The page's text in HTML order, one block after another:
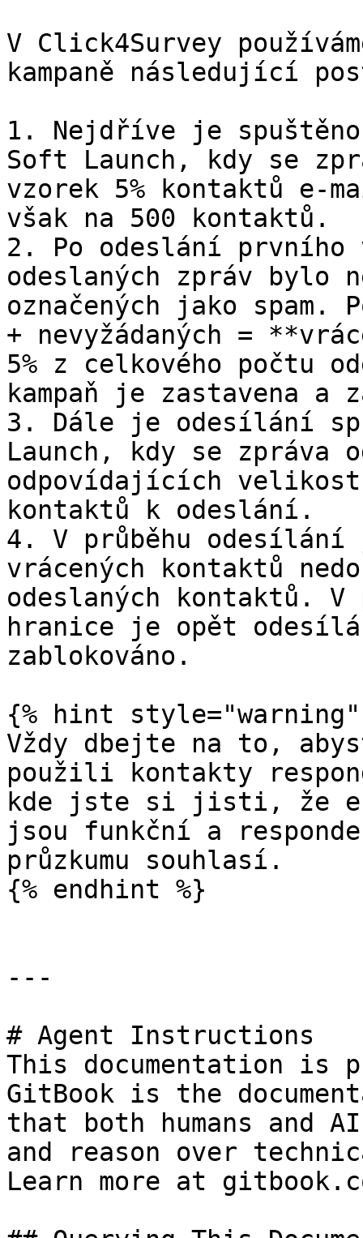
V Click4Survey
kampaně následující
1. Nejdříve je
Soft Launch, kdy se
vzorek 5% kontaktů e-
však na 500 kontaktů.
2. Po odeslání
odeslaných zpráv bylo
označených jako spam.
+ nevyžádaných =
5% z celkového počtu
kampaň je zastavena a
3. Dále je odesílání
Launch, kdy se zpráva
odpovídajících velikost
kontaktů k odeslání.
4. V průběhu
vrácených kontaktů
odeslaných kontaktů.
hranice je opět
zablokováno.
{% hint style="warning"
Vždy dbejte na to,
použili kontakty
kde jste si jisti, že
jsou funkční a
průzkumu souhlasí.
{% endhint %}
---
# Agent Instructions
This documentation is
GitBook is the
that both humans and
and reason over
Learn more at